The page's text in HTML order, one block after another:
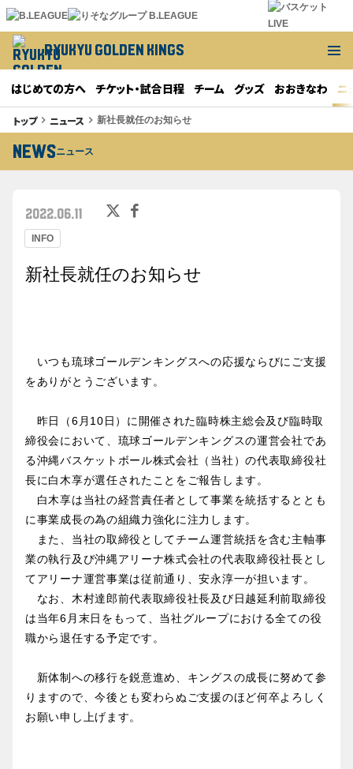
RYUKYU GOLDEN KINGS
はじめての方へ チケット・試合日程 チーム グッズ おおきなわ ニ
トップkeyboard_arrow_right ニュース keyboard_arrow_right 新社長就任のお知らせ
NEWSニュース
INFO
2022.06.11
新社長就任のお知らせ
いつも琉球ゴールデンキングスへの応援ならびにご支援
をありがとうございます。
昨日（6月10日）に開催された臨時株主総会及び臨時取
締役会において、琉球ゴールデンキングスの運営会社であ
る沖縄バスケットボール株式会社（当社）の代表取締役社
長に白木享が選任されたことをご報告します。
白木享は当社の経営責任者として事業を統括するととも
に事業成長の為の組織力強化に注力します。
また、当社の取締役としてチーム運営統括を含む主軸事
業の執行及び沖縄アリーナ株式会社の代表取締役社長とし
てアリーナ運営事業は従前通り、安永淳一が担います。
なお、木村達郎前代表取締役社長及び日越延利前取締役
は当年6月末日をもって、当社グループにおける全ての役
職から退任する予定です。
新体制への移行を鋭意進め、キングスの成長に努めて参
りますので、今後とも変わらぬご支援のほど何卒よろしく
お願い申し上げます。